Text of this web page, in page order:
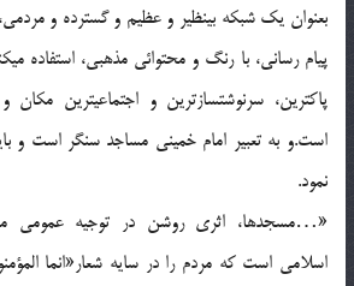
بعنوان یک شبکه بی‏نظیر و عظیم و گسترده و
پیام رسانی، با رنگ و محتوائی مذهبی، استفاده
پاک‏ترین، سرنوشت‏سازترین و اجتماعی‏ترین مکان
است.و به تعبیر امام خمینی مساجد سنگر است و
نمود.
«…مسجدها، اثری روشن در توجیه عمومی
اسلامی است که مردم را در سایه شعار«انما